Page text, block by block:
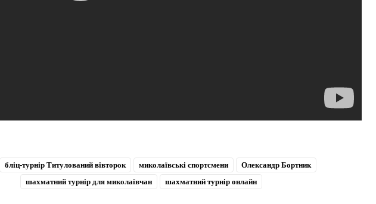
бліц-турнір Титулований вівторок миколаївські спортсмени
Олександр Бортник
шахматний турнір для миколаївчан
шахматний турнір онлайн